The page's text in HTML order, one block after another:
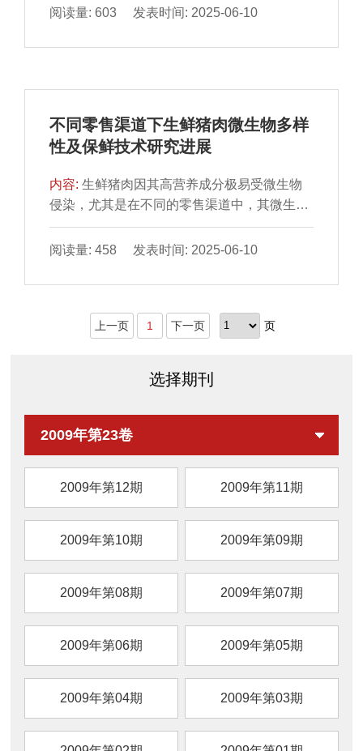
然多糖类食品添加剂，凭借其优良的特性在新
本文以KGM的分子结构为切入点，分析KGM
并基于功能特性探讨其对肉制品的影响及作用
其脂肪含量与热量、影响消化与吸收。此外，
还对其在新型人造肉制品中的应用进行了简要
研究方向，以期为进一步开发KGM的应用潜力
及推动肉制品行业可持续发展提供理论基础与
启发。
阅读量: 603 发表时间: 2025-06-10
不同零售渠道下生鲜猪肉微生物多样
性及保鲜技术研究进展
内容:生鲜猪肉因其高营养成分极易受微生物
侵染，尤其是在不同的零售渠道中，其微生物
多样性及丰度均表现出一定差异。本文系统介
绍微生物多样性分析方法（平板培养法、高通
泳、实时荧光定量聚合酶链式反应和宏基因组
和电子商务平台3 种零售渠道下生鲜猪肉微生
商规模等）；综合阐述生鲜猪肉保鲜技术（包
术）研究进展，旨在为生鲜猪肉现代化加工及
阅读量: 458 发表时间: 2025-06-10
上一页 1 下一页 页
选择期刊
2009年第23卷
2009年第12期 2009年第11期
2009年第10期 2009年第09期
2009年第08期 2009年第07期
2009年第06期 2009年第05期
2009年第04期 2009年第03期